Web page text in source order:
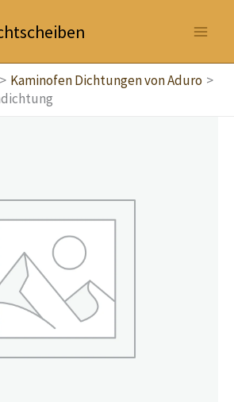
Kaminofen Dichtungen von Aduro